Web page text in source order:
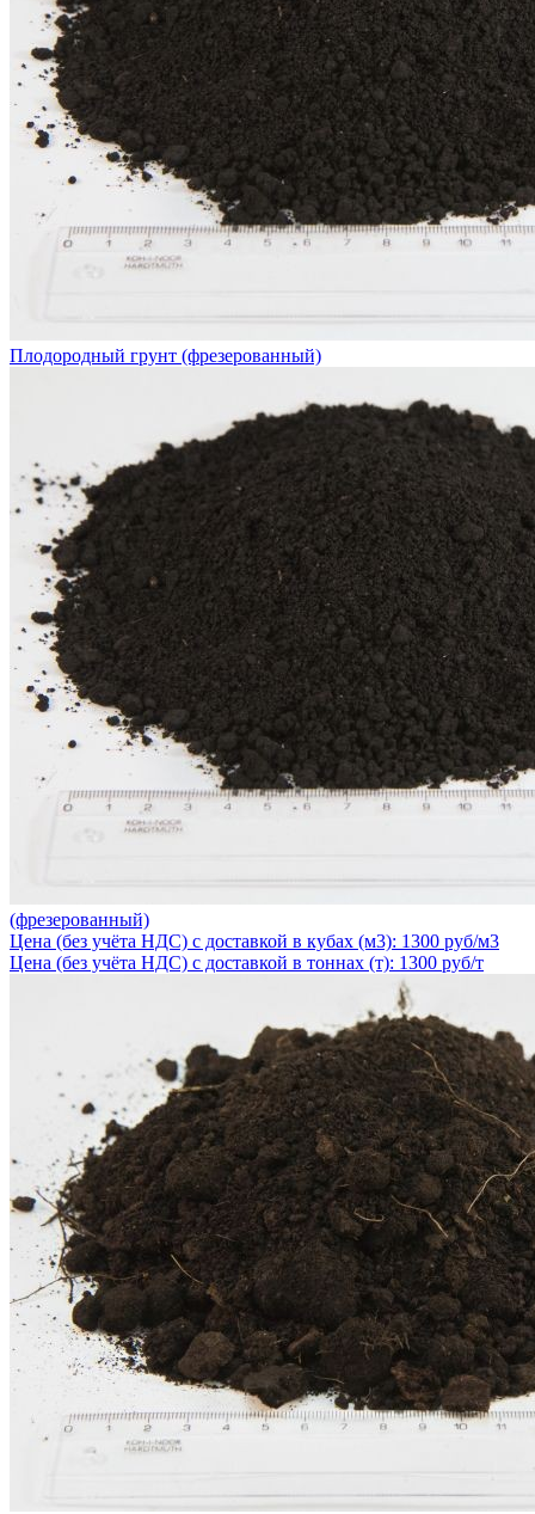
Плодородный грунт (фрезерованный)
(фрезерованный)
Цена (без учёта НДС) с доставкой в кубах (м3): 1300 руб/м3
Цена (без учёта НДС) с доставкой в тоннах (т): 1300 руб/т